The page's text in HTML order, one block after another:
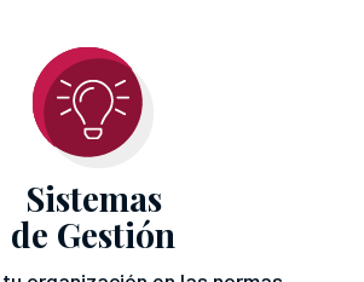
Sistemas
de Gestión